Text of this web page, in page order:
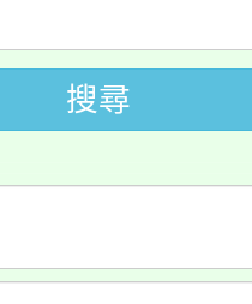
泳池舉行。
入戶享有免
中低收入戶
育及科技
教案入校路
育專業人
搜尋